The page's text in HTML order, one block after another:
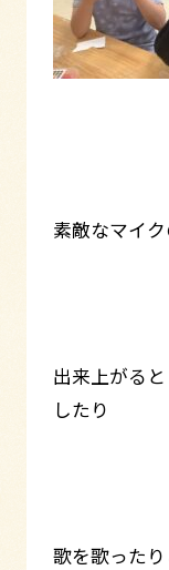
素敵なマイク
出来上がる
したり
歌を歌った